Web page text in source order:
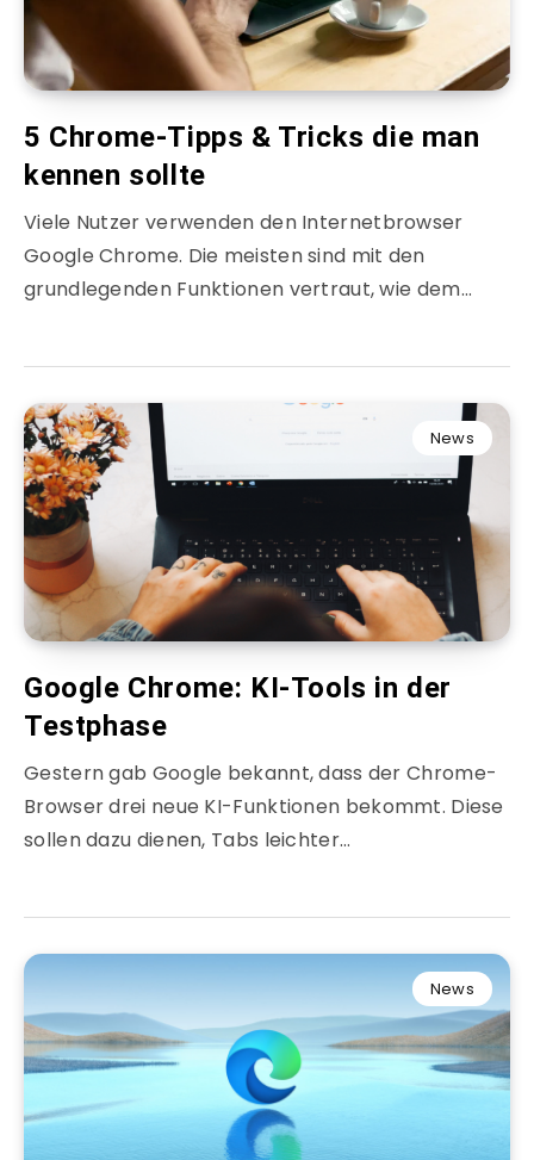
5 Chrome-Tipps & Tricks die man
kennen sollte
Viele Nutzer verwenden den Internetbrowser
Google Chrome. Die meisten sind mit den
grundlegenden Funktionen vertraut, wie dem…
News
Google Chrome: KI-Tools in der
Testphase
Gestern gab Google bekannt, dass der Chrome-
Browser drei neue KI-Funktionen bekommt. Diese
sollen dazu dienen, Tabs leichter…
News